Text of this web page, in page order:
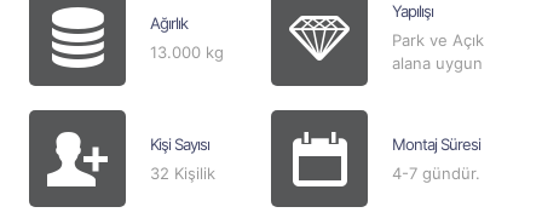
Ağırlık
13.000 kg
Yapılışı
Park ve Açık
alana uygun
Kişi Sayısı
32 Kişilik
Montaj Süresi
4-7 gündür.